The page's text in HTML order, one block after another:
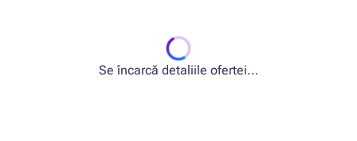
Se încarcă detaliile ofertei...